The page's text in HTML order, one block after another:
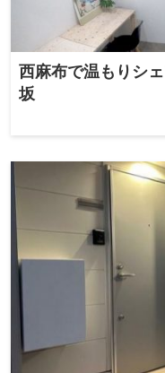
西麻布で温もりシ
坂